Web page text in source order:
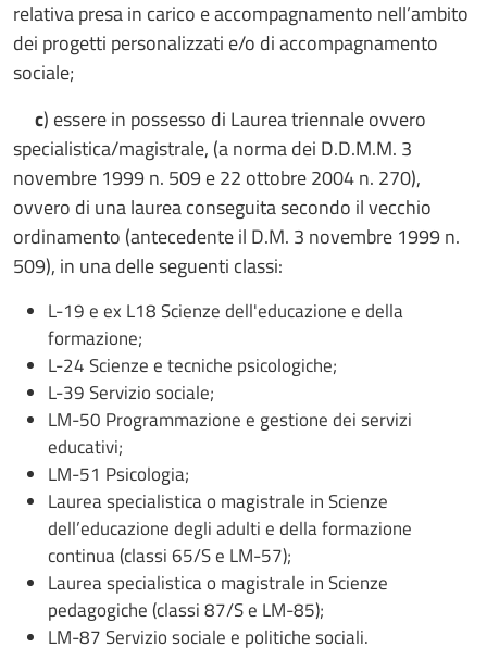
relativa presa in carico e accompagnamento nell’ambito
dei progetti personalizzati e/o di accompagnamento
sociale;
c) essere in possesso di Laurea triennale ovvero
specialistica/magistrale, (a norma dei D.D.M.M. 3
novembre 1999 n. 509 e 22 ottobre 2004 n. 270),
ovvero di una laurea conseguita secondo il vecchio
ordinamento (antecedente il D.M. 3 novembre 1999 n.
509), in una delle seguenti classi:
L-19 e ex L18 Scienze dell'educazione e della
formazione;
L-24 Scienze e tecniche psicologiche;
L-39 Servizio sociale;
LM-50 Programmazione e gestione dei servizi
educativi;
LM-51 Psicologia;
Laurea specialistica o magistrale in Scienze
dell’educazione degli adulti e della formazione
continua (classi 65/S e LM-57);
Laurea specialistica o magistrale in Scienze
pedagogiche (classi 87/S e LM-85);
LM-87 Servizio sociale e politiche sociali.